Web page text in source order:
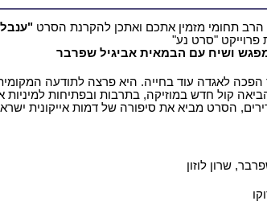
הרב תחומי מזמין אתכם ואתכן להקרנת הסרט
פרוייקט "סרט נע"
ושיח עם הבמאית אביגיל שפרבר
הפכה לאגדה עוד בחייה. היא פרצה לתודעה
קול חדש במוזיקה, בתרבות ובפתיחות למיניות
הסרט מביא את סיפורה של דמות אייקונית
שרון לוזון